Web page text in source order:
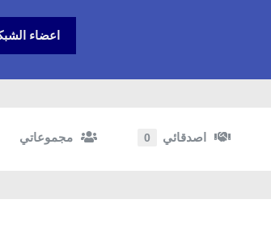
اعضاء
اصدقائي 0 مجموعاتي